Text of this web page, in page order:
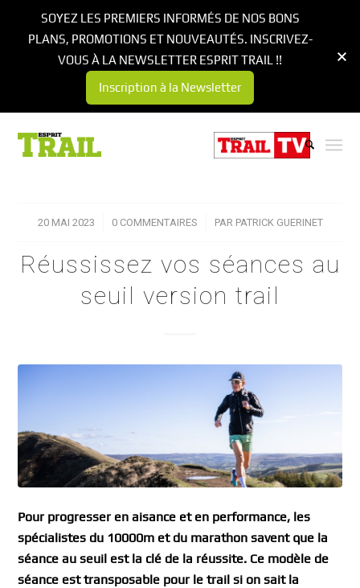
20 MAI 2023
/ 0 COMMENTAIRES
/ PAR PATRICK GUERINET
Réussissez vos séances au
seuil version trail
Pour progresser en aisance et en performance, les
spécialistes du 10000m et du marathon savent que la
séance au seuil est la clé de la réussite. Ce modèle de
séance est transposable pour le trail si on sait la
SOYEZ LES PREMIERS INFORMÉS DE NOS BONS
PLANS, PROMOTIONS ET NOUVEAUTÉS. INSCRIVEZ-
VOUS À LA NEWSLETTER ESPRIT TRAIL !!
Inscription à la Newsletter